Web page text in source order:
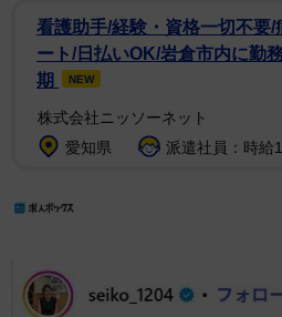
看護助手/経験・資格一切不要/
ート/日払いOK/岩倉市内に勤
期
NEW
株式会社ニッソーネット
愛知県
派遣社員：時給